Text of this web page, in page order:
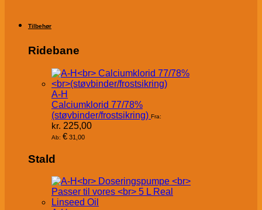
Tilbehør
Ridebane
A-H
Calciumklorid 77/78%
(støvbinder/frostsikring) Fra:
kr. 225,00
Ab: € 31,00
Stald